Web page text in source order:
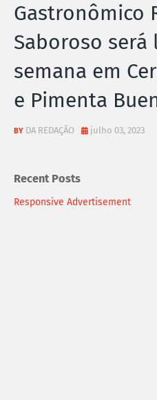
TÍ
C
I
Gastronômico
Saboroso será
semana em
e Pimenta
DA REDAÇÃO julho 03, 2023
Recent Posts
Responsive Advertisement